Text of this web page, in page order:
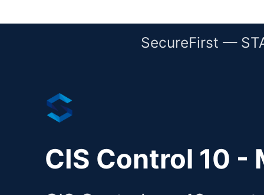
SecureFirst —
CIS Control 10 -